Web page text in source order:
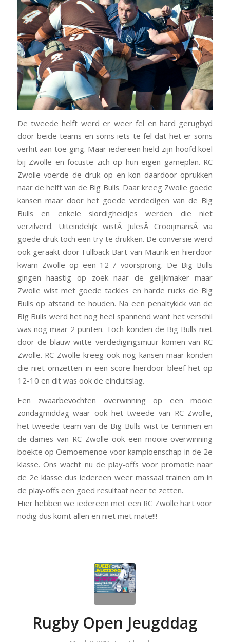
De tweede helft werd er weer fel en hard gerugbyd
door beide teams en soms iets te fel dat het er soms
verhit aan toe ging. Maar iedereen hield zijn hoofd koel
bij Zwolle en focuste zich op hun eigen gameplan. RC
Zwolle voerde de druk op en kon daardoor oprukken
naar de helft van de Big Bulls. Daar kreeg Zwolle goede
kansen maar door het goede verdedigen van de Big
Bulls en enkele slordigheidjes werden die niet
verzilverd. Uiteindelijk wistÂ JulesÂ CrooijmansÂ via
goede druk toch een try te drukken. De conversie werd
ook geraakt door Fullback Bart van Maurik en hierdoor
kwam Zwolle op een 12-7 voorsprong. De Big Bulls
gingen haastig op zoek naar de gelijkmaker maar
Zwolle wist met goede tackles en harde rucks de Big
Bulls op afstand te houden. Na een penaltykick van de
Big Bulls werd het nog heel spannend want het verschil
was nog maar 2 punten. Toch konden de Big Bulls niet
door de blauw witte verdedigingsmuur komen van RC
Zwolle. RC Zwolle kreeg ook nog kansen maar konden
die niet omzetten in een score hierdoor bleef het op
12-10 en dit was ook de einduitslag.
Een zwaarbevochten overwinning op een mooie
zondagmiddag waar ook het tweede van RC Zwolle,
het tweede team van de Big Bulls wist te temmen en
de dames van RC Zwolle ook een mooie overwinning
boekte op Oemoemenoe voor kampioenschap in de 2e
klasse. Ons wacht nu de play-offs voor promotie naar
de 2e klasse dus iedereen weer massaal trainen om in
de play-offs een goed resultaat neer te zetten.
Hier hebben we iedereen met een RC Zwolle hart voor
nodig dus komt allen en niet met mate!!!
Rugby Open Jeugddag